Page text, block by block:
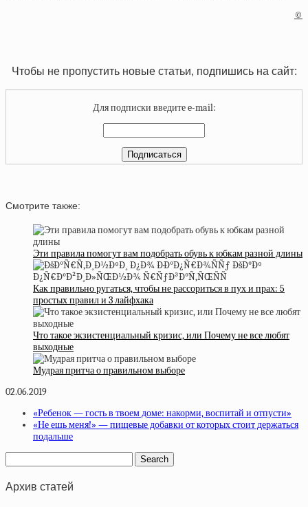
©
Чтобы не пропустить новые статьи, подпишись на сайт:
Для подписки введите e-mail:
Смотрите также:
Эти правила помогут вам подобрать обувь к юбкам разной длины
Как правильно ругаться, чтобы не рассориться в пух и прах: 5
простых правил и 3 лайфхака
Что такое экзистенциальный кризис, или Почему не все любят
выходные
Мудрая притча о правильном выборе
02.06.2019
«Ребенок — гость в твоем доме: накорми, воспитай и отпусти»
«Не ешь меня!» — пищевые добавки от которых стоит держаться
подальше
Архив статей